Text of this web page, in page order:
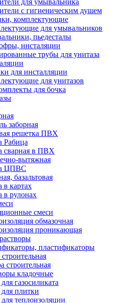
для умывальника
с гигиеническим душем
комплектующие
для умывальников
пьедесталы
инсталяции
трубы для унитаза
для инсталляции
для унитазов
для бочка
заборная
решетка ПВХ
Рабица
сварная в ПВХ
вытяжная
ЦПВС
базальтовая
в картах
в рулонах
смеси
обмазочная
проникающая
пластификаторы
строительная
кладочные
газосиликата
плитки
теплоизоляции